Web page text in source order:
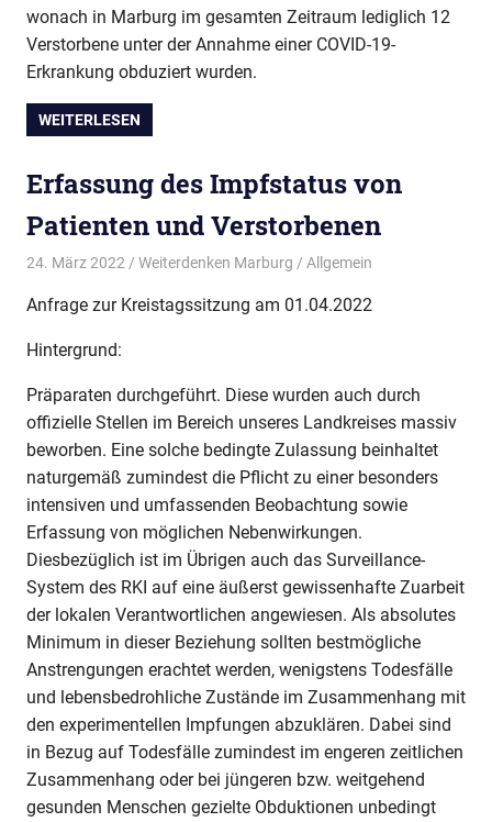
wonach in Marburg im gesamten Zeitraum lediglich 12
Verstorbene unter der Annahme einer COVID-19-
Erkrankung obduziert wurden.
WEITERLESEN
Erfassung des Impfstatus von
Patienten und Verstorbenen
24. März 2022 Weiterdenken Marburg Allgemein
Anfrage zur Kreistagssitzung am 01.04.2022
Hintergrund:
Präparaten durchgeführt. Diese wurden auch durch
offizielle Stellen im Bereich unseres Landkreises massiv
beworben. Eine solche bedingte Zulassung beinhaltet
naturgemäß zumindest die Pflicht zu einer besonders
intensiven und umfassenden Beobachtung sowie
Erfassung von möglichen Nebenwirkungen.
Diesbezüglich ist im Übrigen auch das Surveillance-
System des RKI auf eine äußerst gewissenhafte Zuarbeit
der lokalen Verantwortlichen angewiesen. Als absolutes
Minimum in dieser Beziehung sollten bestmögliche
Anstrengungen erachtet werden, wenigstens Todesfälle
und lebensbedrohliche Zustände im Zusammenhang mit
den experimentellen Impfungen abzuklären. Dabei sind
in Bezug auf Todesfälle zumindest im engeren zeitlichen
Zusammenhang oder bei jüngeren bzw. weitgehend
gesunden Menschen gezielte Obduktionen unbedingt